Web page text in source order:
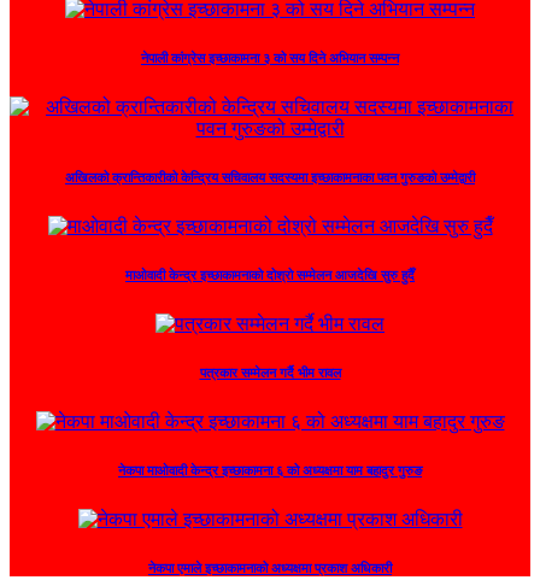
नेपाली कांग्रेस इच्छाकामना ३ को सय दिने अभियान सम्पन्न
अखिलको क्रान्तिकारीको केन्द्रिय सचिवालय सदस्यमा इच्छाकामनाका पवन गुरुङको उम्मेद्वारी
माओवादी केन्द्र इच्छाकामनाको दोश्रो सम्मेलन आजदेखि सुरु हुदैँ
पत्रकार सम्मेलन गर्दै भीम रावल
नेकपा माओवादी केन्द्र इच्छाकामना ६ को अध्यक्षमा याम बहादुर गुरुङ
नेकपा एमाले इच्छाकामनाको अध्यक्षमा प्रकाश अधिकारी